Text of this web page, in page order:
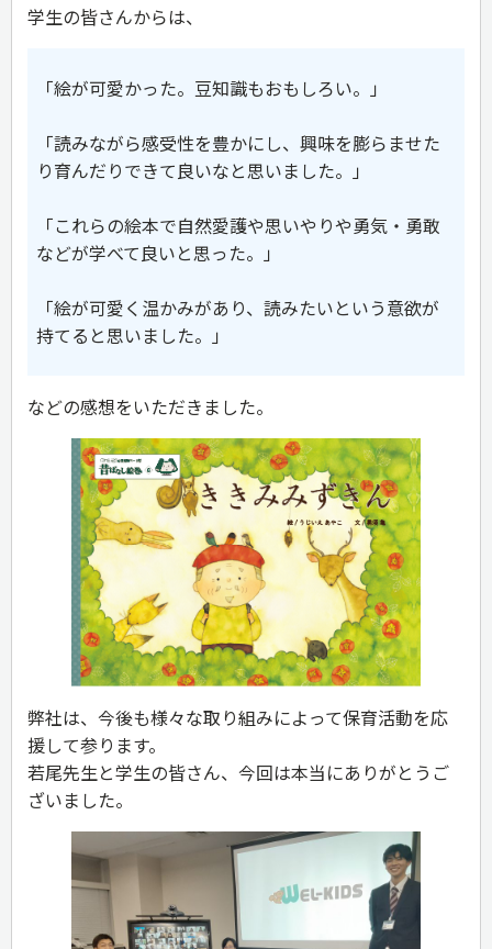
学生の皆さんからは、
「絵が可愛かった。豆知識もおもしろい。」
「読みながら感受性を豊かにし、興味を膨らませた
り育んだりできて良いなと思いました。」
「これらの絵本で自然愛護や思いやりや勇気・勇敢
などが学べて良いと思った。」
「絵が可愛く温かみがあり、読みたいという意欲が
持てると思いました。」
などの感想をいただきました。
弊社は、今後も様々な取り組みによって保育活動を応
援して参ります。
若尾先生と学生の皆さん、今回は本当にありがとうご
ざいました。